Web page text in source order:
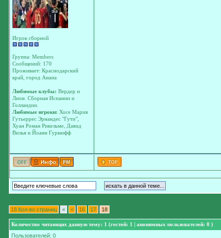
Игрок сборной
Группа: Members
Сообщений: 170
Проживает: Краснодарский
край, город Анапа
Любимые клубы: Вердер и
Лион. Сборная Испании и
Голландии.
Любимые игроки: Хосе Мария
Гутьеррес Эрнандес "Гути",
Хуан Роман Рикельме, Давид
Вилья и Йоанн Гуркюфф
18 Кол-во страниц « < 16 17 18
Количество читающих данную тему: 1 (гостей: 1 | анонимных пользователей: 0 )
Пользователей: 0